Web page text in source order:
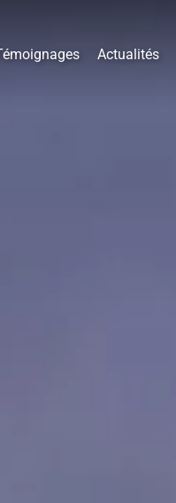
Actualités